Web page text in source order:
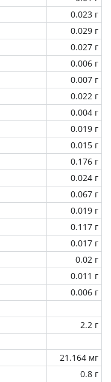
0.023 г
0.029 г
0.027 г
0.006 г
0.007 г
0.022 г
0.004 г
0.019 г
0.015 г
0.176 г
0.024 г
0.067 г
0.019 г
0.117 г
0.017 г
0.02 г
0.011 г
0.006 г
2.2 г
21.164 мг
0.8 г